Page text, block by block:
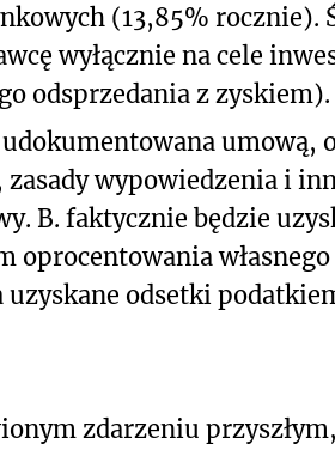
(13,85% rocznie).
wyłącznie na cele
odsprzedania z zyskiem).
umową,
wypowiedzenia i
B. faktycznie będzie
oprocentowania
uzyskane odsetki
zdarzeniu